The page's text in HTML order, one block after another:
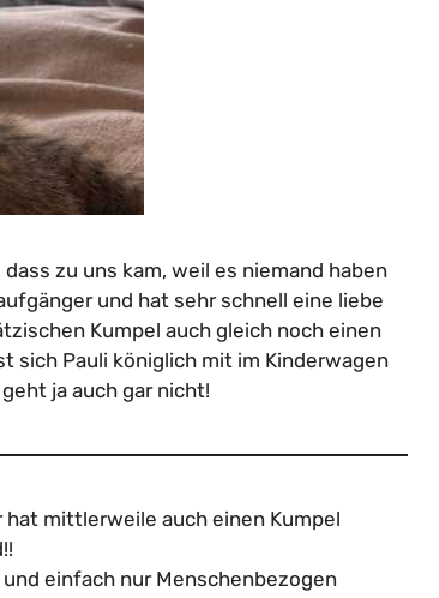
zu uns kam, weil es niemand haben
und hat sehr schnell eine liebe
Kumpel auch gleich noch einen
sich Pauli königlich mit im Kinderwagen
ja auch gar nicht!
hat mittlerweile auch einen Kumpel
einfach nur Menschenbezogen